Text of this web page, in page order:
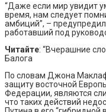
“Даже если мир увидит
время, нам следует
амбиций”, –
работавший под
Читайте: “Вчерашние
Балога
По словам Джона
защиту восточной
Федерации, являются
что таких действий